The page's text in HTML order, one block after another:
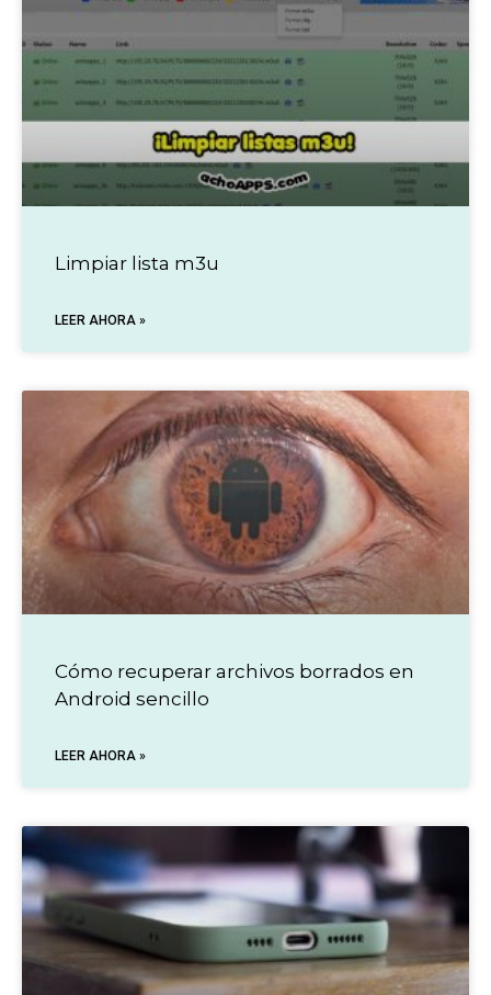
Limpiar lista m3u
LEER AHORA »
Cómo recuperar archivos borrados en
Android sencillo
LEER AHORA »